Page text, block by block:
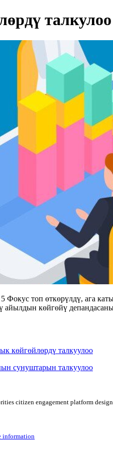
топ өткөрүлдү, ага
айылдын көйгөйү
көйгөйлөрдү талкуулоо
сунуштарын талкуулоо
citizen engagement platform
information